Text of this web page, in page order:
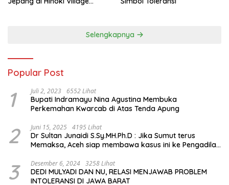
Selengkapnya
Popular Post
1 Juli 2, 2023 6552 Lihat
Bupati Indramayu Nina Agustina Membuka
Perkemahan Kwarcab di Atas Tenda Apung
2 Juni 15, 2025 4195 Lihat
Dr Sultan Junaidi S.Sy.MH.Ph.D : Jika Sumut terus
Memaksa, Aceh siap membawa kasus ini ke Pengadilan
3 Desember 6, 2024 3258 Lihat
DEDI MULYADI DAN NU, RELASI MENJAWAB PROBLEM
INTOLERANSI DI JAWA BARAT